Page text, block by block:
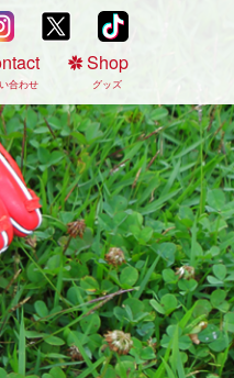
合わせ
Shop
グッズ